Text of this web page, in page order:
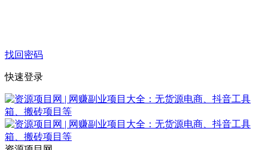
找回密码
快速登录